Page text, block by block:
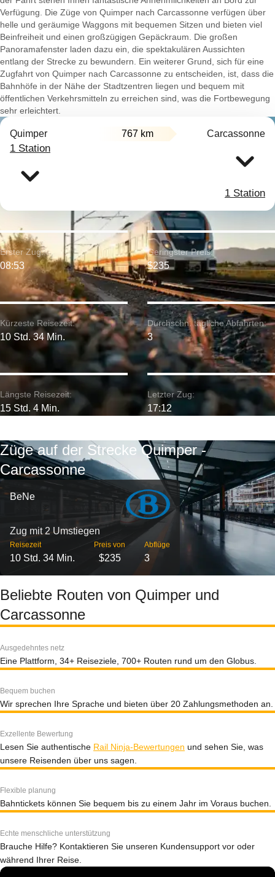
Verfügung. Die Züge von Quimper nach Carcassonne verfügen über
helle und geräumige Waggons mit bequemen Sitzen und bieten viel
Beinfreiheit und einen großzügigen Gepäckraum. Die großen
Panoramafenster laden dazu ein, die spektakulären Aussichten
entlang der Strecke zu bewundern. Ein weiterer Grund, sich für eine
Zugfahrt von Quimper nach Carcassonne zu entscheiden, ist, dass die
Bahnhöfe in der Nähe der Stadtzentren liegen und bequem mit
öffentlichen Verkehrsmitteln zu erreichen sind, was die Fortbewegung
sehr erleichtert.
Quimper 767 km Carcassonne
1 Station
1 Station
Kürzeste Reisezeit:
10 Std. 34 Min.
Erster Zug:
08:53
Längste Reisezeit:
15 Std. 4 Min.
Geringster Preis:
$235
Durchschn. tägliche Abfahrten:
3
Letzter Zug:
17:12
Züge auf der Strecke Quimper -
Carcassonne
BeNe
Zug mit 2 Umstiegen
Reisezeit
10 Std. 34 Min.
Preis von
$235
Abflüge
3
Beliebte Routen von Quimper und
Carcassonne
Ausgedehntes netz
Eine Plattform, 34+ Reiseziele, 700+ Routen rund um den Globus.
Bequem buchen
Wir sprechen Ihre Sprache und bieten über 20 Zahlungsmethoden an.
Exzellente Bewertung
Lesen Sie authentische Rail Ninja-Bewertungen und sehen Sie, was
unsere Reisenden über uns sagen.
Flexible planung
Bahntickets können Sie bequem bis zu einem Jahr im Voraus buchen.
Echte menschliche unterstützung
Brauche Hilfe? Kontaktieren Sie unseren Kundensupport vor oder
während Ihrer Reise.